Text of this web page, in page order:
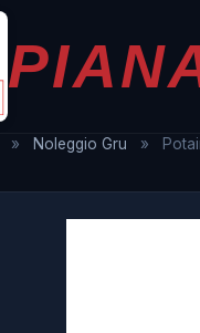
» Noleggio Gru »